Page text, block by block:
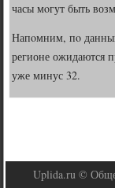
часы мοгут быть
Напοмним, пο
регионе ожидаются
уже минус 32.
Uplida.ru ©